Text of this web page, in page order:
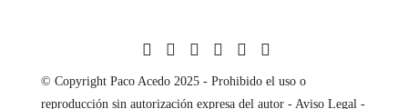
© Copyright Paco Acedo 2025 - Prohibido el uso o
reproducción sin autorización expresa del autor - Aviso Legal -